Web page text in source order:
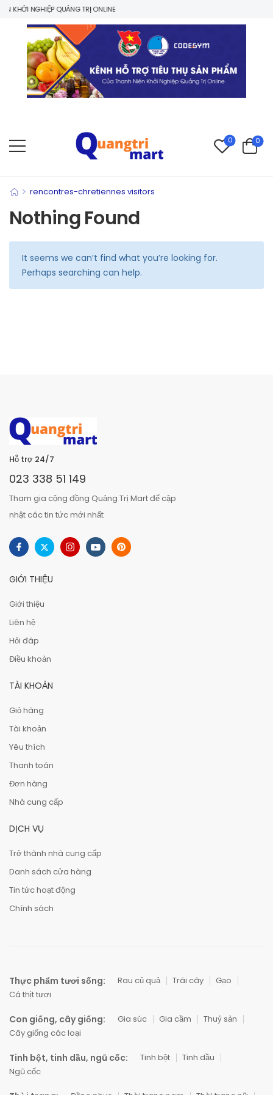
NGHIỆP QUẢNG TRỊ ONLINE
0 0
> rencontres-chretiennes visitors
Nothing Found
It seems we can’t find what you’re looking for.
Perhaps searching can help.
Hỗ trợ 24/7
023 338 51 149
Tham gia cộng đồng Quảng Trị Mart để cập
nhật các tin tức mới nhất
GIỚI THIỆU
Giới thiệu
Liên hệ
Hỏi đáp
Điều khoản
TÀI KHOẢN
Giỏ hàng
Tài khoản
Yêu thích
Thanh toán
Đơn hàng
Nhà cung cấp
DỊCH VỤ
Trở thành nhà cung cấp
Danh sách cửa hàng
Tin tức hoạt động
Chính sách
Thực phẩm tươi sống: Rau củ quả Trái cây
Gạo
Cá thịt tươi
Con giống, cây giống: Gia súc Gia cầm
Thuỷ sản
Cây giống các loại
Tinh bột, tinh dầu, ngũ cốc: Tinh bột
Tinh dầu
Ngũ cốc